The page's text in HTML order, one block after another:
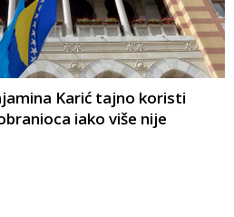
Karić tajno koristi
iako više nije